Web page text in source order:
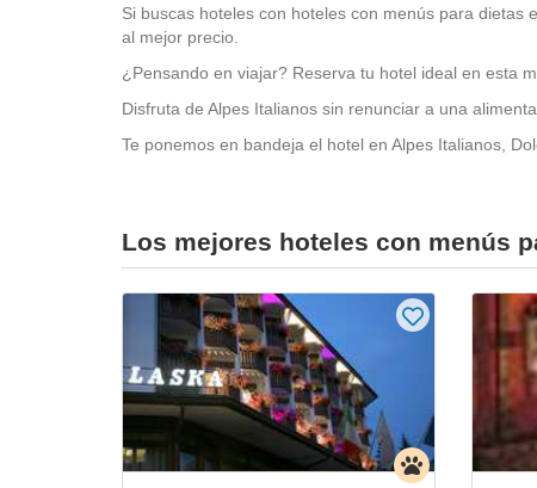
Si buscas hoteles con hoteles con menús para dietas
al mejor precio.
¿Pensando en viajar? Reserva tu hotel ideal en esta
Disfruta de Alpes Italianos sin renunciar a una
Te ponemos en bandeja el hotel en Alpes Italianos,
Los mejores hoteles con menús